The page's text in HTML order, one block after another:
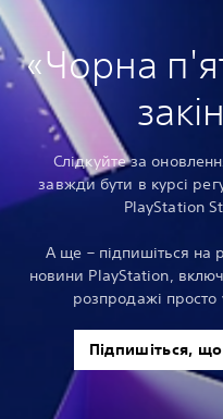
«Чорна
Слідкуйте за
завжди бути в курсі
PlayStation
А ще – підпишіться на
новини PlayStation,
розпродажі
Підпишіться,